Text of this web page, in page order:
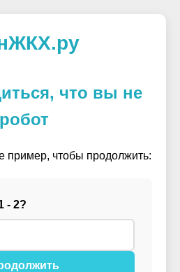
что вы не
робот
пример, чтобы продолжить:
- 2?